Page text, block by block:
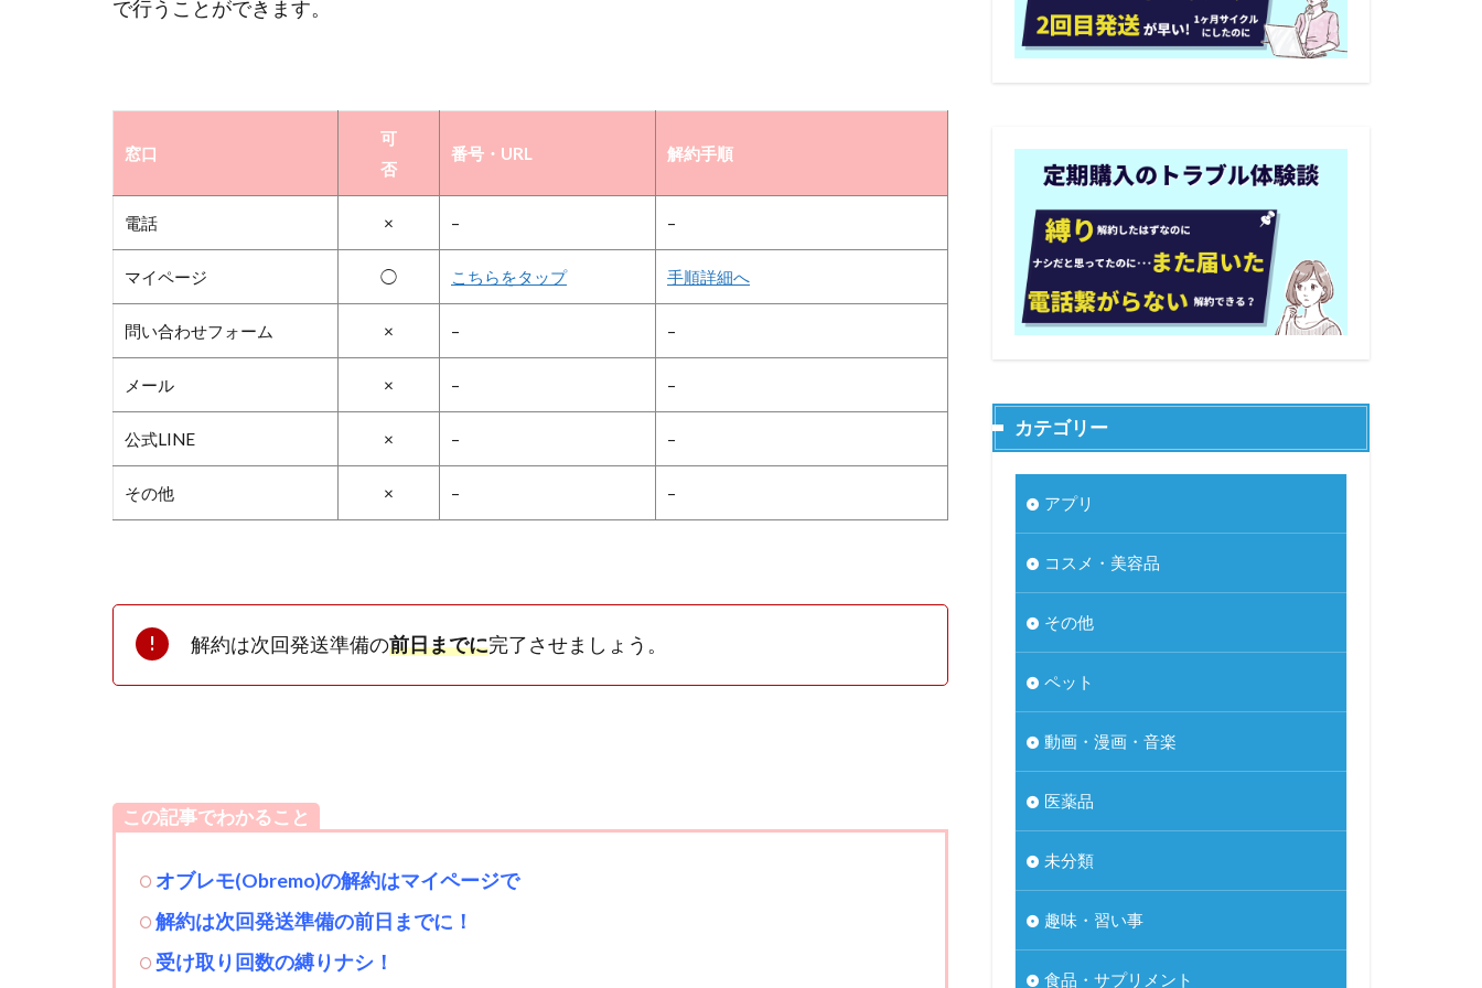
で行うことができます。
窓口
可
否
番号・URL 解約手順
電話 × – –
マイページ ◯ こちらをタップ 手順詳細へ
問い合わせフォーム × – –
メール × – –
公式LINE × – –
その他 × – –
解約は次回発送準備の前日までに完了させましょう。
この記事でわかること
オブレモ(Obremo)の解約はマイページで
解約は次回発送準備の前日までに！
受け取り回数の縛りナシ！
カテゴリー
アプリ
コスメ・美容品
その他
ペット
動画・漫画・音楽
医薬品
未分類
趣味・習い事
食品・サプリメント